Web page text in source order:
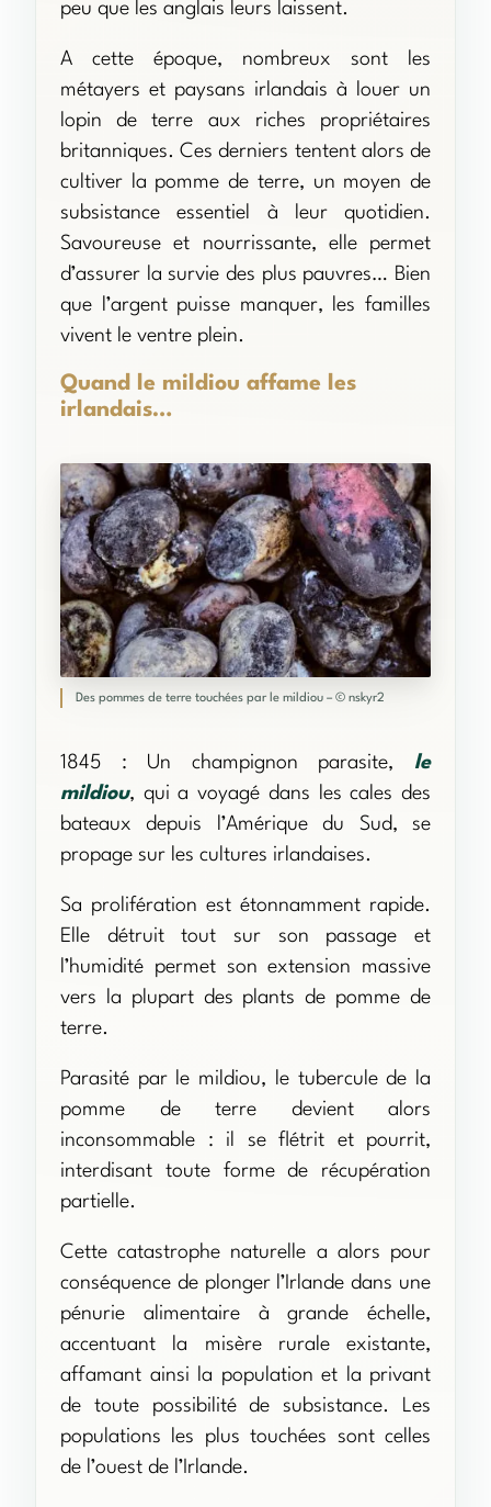
peu que les anglais leurs laissent.
A cette époque, nombreux sont les
métayers et paysans irlandais à louer un
lopin de terre aux riches propriétaires
britanniques. Ces derniers tentent alors de
cultiver la pomme de terre, un moyen de
subsistance essentiel à leur quotidien.
Savoureuse et nourrissante, elle permet
d’assurer la survie des plus pauvres… Bien
que l’argent puisse manquer, les familles
vivent le ventre plein.
Quand le mildiou affame les
irlandais…
Des pommes de terre touchées par le mildiou – © nskyr2
1845 : Un champignon parasite, le
mildiou, qui a voyagé dans les cales des
bateaux depuis l’Amérique du Sud, se
propage sur les cultures irlandaises.
Sa prolifération est étonnamment rapide.
Elle détruit tout sur son passage et
l’humidité permet son extension massive
vers la plupart des plants de pomme de
terre.
Parasité par le mildiou, le tubercule de la
pomme de terre devient alors
inconsommable : il se flétrit et pourrit,
interdisant toute forme de récupération
partielle.
Cette catastrophe naturelle a alors pour
conséquence de plonger l’Irlande dans une
pénurie alimentaire à grande échelle,
accentuant la misère rurale existante,
affamant ainsi la population et la privant
de toute possibilité de subsistance. Les
populations les plus touchées sont celles
de l’ouest de l’Irlande.